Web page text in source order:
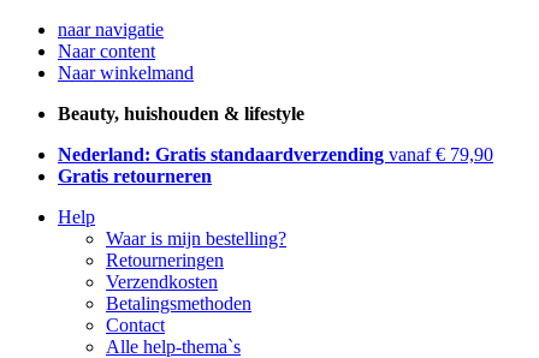
naar navigatie
Naar content
Naar winkelmand
Beauty, huishouden & lifestyle
Nederland: Gratis standaardverzending vanaf € 79,90
Gratis retourneren
Help
Waar is mijn bestelling?
Retourneringen
Verzendkosten
Betalingsmethoden
Contact
Alle help-thema`s